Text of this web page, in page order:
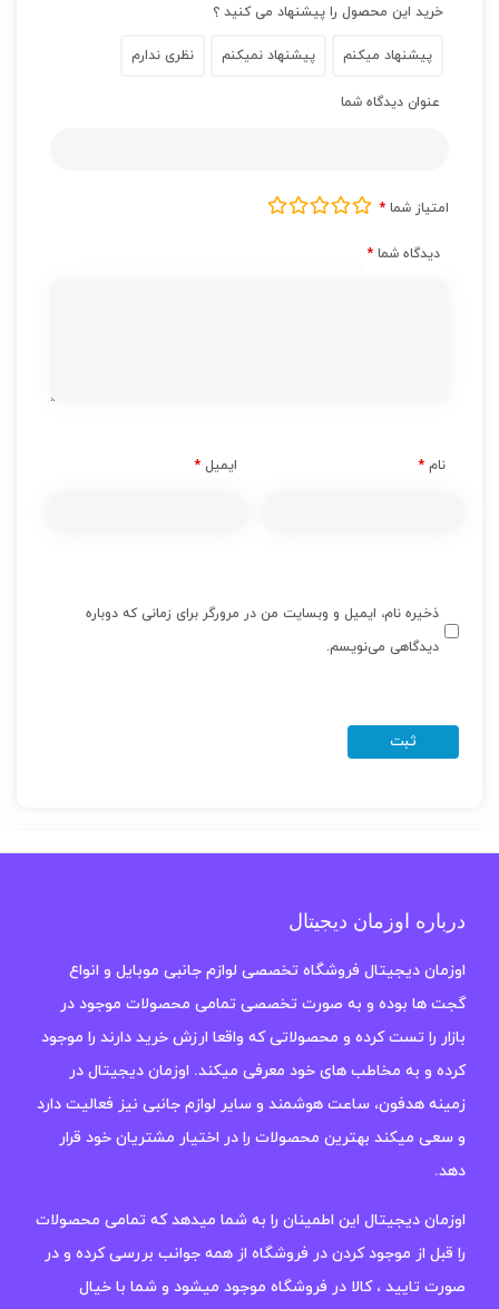
خرید این محصول را پیشنهاد می کنید ؟
پیشنهاد میکنم پیشنهاد نمیکنم نظری ندارم
عنوان دیدگاه شما
امتیاز شما *
دیدگاه شما *
نام * ایمیل *
ذخیره نام، ایمیل و وبسایت من در مرورگر برای زمانی که دوباره
دیدگاهی می‌نویسم.
درباره اوزمان دیجیتال
اوزمان دیجیتال فروشگاه تخصصی لوازم جانبی موبایل و انواع
گجت ها بوده و به صورت تخصصی تمامی محصولات موجود در
بازار را تست کرده و محصولاتی که واقعا ارزش خرید دارند را موجود
کرده و به مخاطب های خود معرفی میکند. اوزمان دیجیتال در
زمینه هدفون، ساعت هوشمند و سایر لوازم جانبی نیز فعالیت دارد
و سعی میکند بهترین محصولات را در اختیار مشتریان خود قرار
دهد.
اوزمان دیجیتال این اطمینان را به شما میدهد که تمامی محصولات
را قبل از موجود کردن در فروشگاه از همه جوانب بررسی کرده و در
صورت تایید ، کالا در فروشگاه موجود میشود و شما با خیال